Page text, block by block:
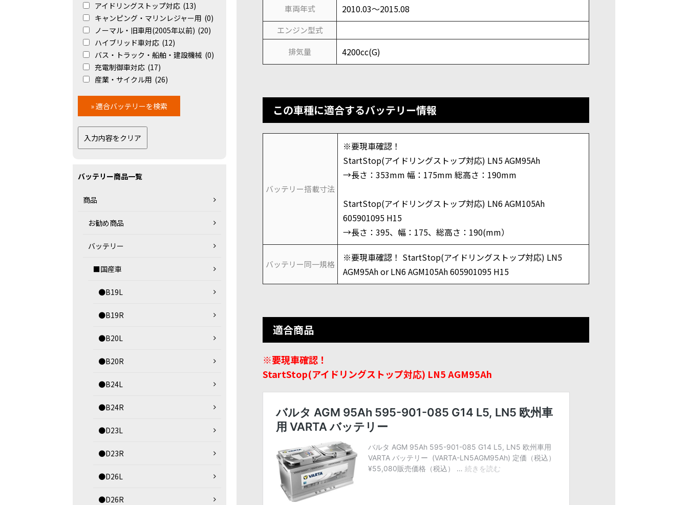
車両年式 2010.03～2015.08
エンジン型式
排気量
4200cc(G)
この車種に適合するバッテリー情報
バッテリー搭載寸法
※要現車確認！
StartStop(アイドリングストップ対応) LN5 AGM95Ah
→長さ：353mm 幅：175mm 総高さ：190mm
StartStop(アイドリングストップ対応) LN6 AGM105Ah
605901095 H15
→長さ：395、幅：175、総高さ：190(mm）
バッテリー同一規格
※要現車確認！ StartStop(アイドリングストップ対応) LN5
AGM95Ah or LN6 AGM105Ah 605901095 H15
適合商品
※要現車確認！
StartStop(アイドリングストップ対応) LN5 AGM95Ah
アイドリングストップ対応 (13)
キャンピング・マリンレジャー用 (0)
ノーマル・旧車用(2005年以前) (20)
ハイブリッド車対応 (12)
バス・トラック・船舶・建設機械 (0)
充電制御車対応 (17)
産業・サイクル用 (26)
バッテリー商品一覧
商品
お勧め商品
バッテリー
■国産車
●B19L
●B19R
●B20L
●B20R
●B24L
●B24R
●D23L
●D23R
●D26L
●D26R